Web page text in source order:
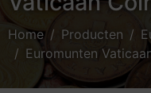
Home Producten
Euromunten